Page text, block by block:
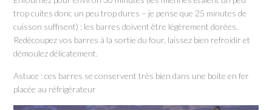
trop cuites donc un peu trop dures – je pense que 25 minutes de
cuisson suffisent) : les barres doivent être légèrement dorées.
Redécoupez vos barres à la sortie du four, laissez bien refroidir et
démoulez délicatement.
Astuce : ces barres se conservent très bien dans une boite en fer
placée au réfrigérateur